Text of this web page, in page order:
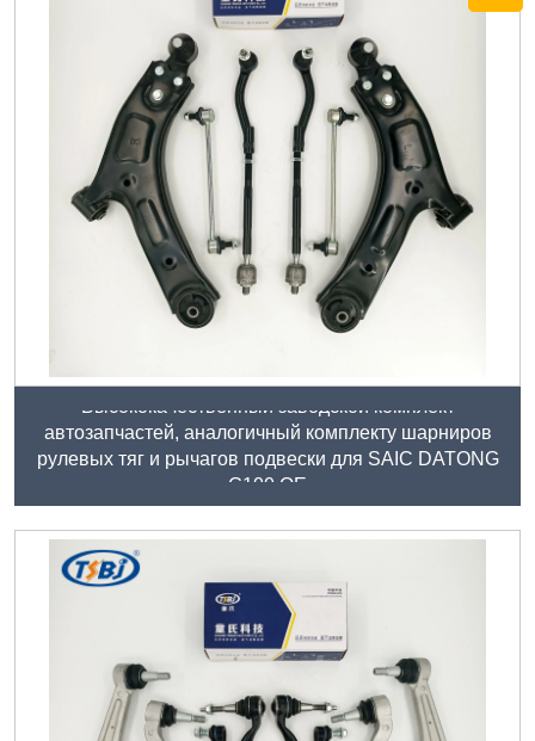
Высококачественный заводской комплект
автозапчастей, аналогичный комплекту шарниров
рулевых тяг и рычагов подвески для SAIC DATONG
G100 ОЕ